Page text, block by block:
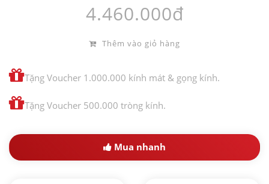
4.460.000đ
Thêm vào giỏ hàng
Tặng Voucher 1.000.000 kính mát & gọng kính.
Tặng Voucher 500.000 tròng kính.
Mua nhanh